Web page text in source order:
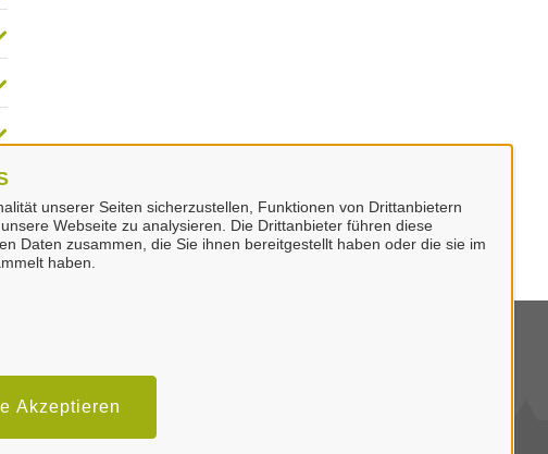
unserer Seiten sicherzustellen, Funktionen von Drittanbietern
Webseite zu analysieren. Die Drittanbieter führen diese
Daten zusammen, die Sie ihnen bereitgestellt haben oder die sie im
haben.
Akzeptieren
Erklärung zur Barrierefreiheit